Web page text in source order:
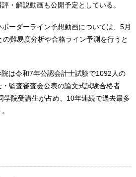
・解説動画も公開予定としている。
ーダーライン予想動画については、5月
難易度分析や合格ライン予測を行うと
は令和7年公認会計士試験で1092人の
監査審査会公表の論文式試験合格者
学院受講生が占め、10年連続で過去最多